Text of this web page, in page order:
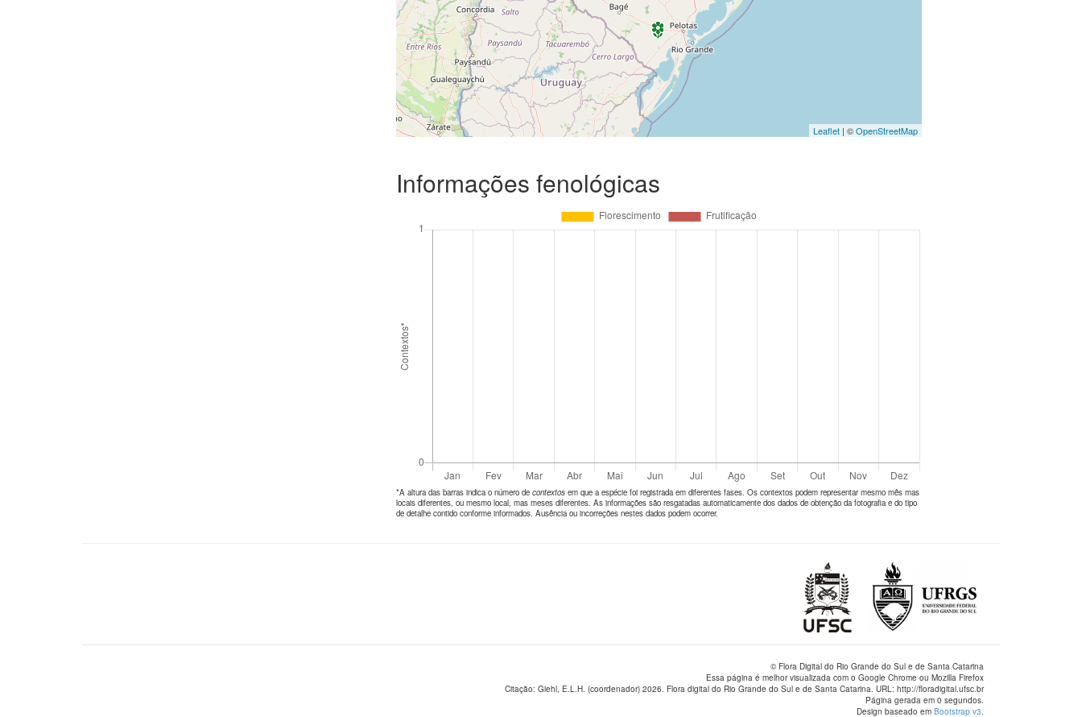
Leaflet| ©OpenStreetMap
Informações fenológicas
*A altura das barras indica o número de contextos em que a espécie foi registrada em diferentes fases. Os contextos podem representar mesmo mês mas
locais diferentes, ou mesmo local, mas meses diferentes. As informações são resgatadas automaticamente dos dados de obtenção da fotografia e do tipo
de detalhe contido conforme informados. Ausência ou incorreções nestes dados podem ocorrer.
© Flora Digital do Rio Grande do Sul e de Santa Catarina
Essa página é melhor visualizada com o Google Chrome ou Mozilla Firefox
Citação: Giehl, E.L.H. (coordenador) 2026. Flora digital do Rio Grande do Sul e de Santa Catarina. URL: http://floradigital.ufsc.br
Página gerada em 0 segundos.
Design baseado em Bootstrap v3